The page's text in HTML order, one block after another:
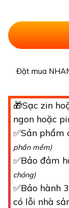
Đặt mua
🎁Sạc zin
ngon hoặc
✅Sản phẩm
phần mềm)
✅Bảo đảm
chóng)
✅Bảo hành
có lỗi nhà